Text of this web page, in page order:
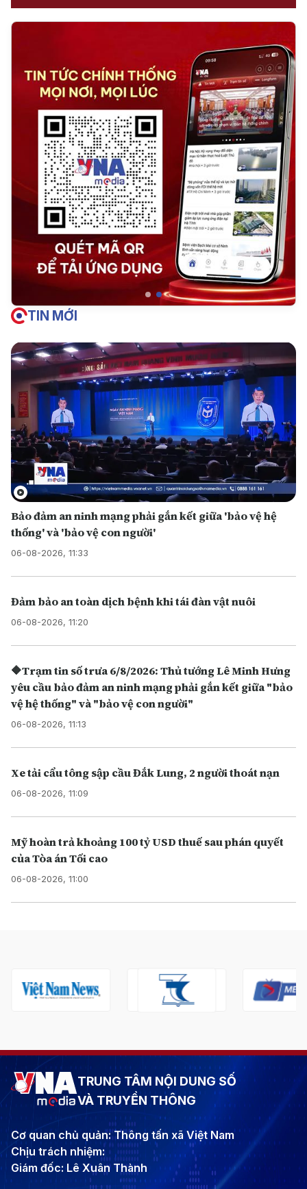
TIN MỚI
Bảo đảm an ninh mạng phải gắn kết giữa 'bảo vệ hệ
thống' và 'bảo vệ con người'
06-08-2026, 11:33
Đảm bảo an toàn dịch bệnh khi tái đàn vật nuôi
06-08-2026, 11:20
🔶Trạm tin số trưa 6/8/2026: Thủ tướng Lê Minh Hưng
yêu cầu bảo đảm an ninh mạng phải gắn kết giữa "bảo
vệ hệ thống" và "bảo vệ con người"
06-08-2026, 11:13
Xe tải cẩu tông sập cầu Đắk Lung, 2 người thoát nạn
06-08-2026, 11:09
Mỹ hoàn trả khoảng 100 tỷ USD thuế sau phán quyết
của Tòa án Tối cao
06-08-2026, 11:00
TRUNG TÂM NỘI DUNG SỐ
VÀ TRUYỀN THÔNG
Cơ quan chủ quản: Thông tấn xã Việt Nam
Chịu trách nhiệm:
Giám đốc: Lê Xuân Thành